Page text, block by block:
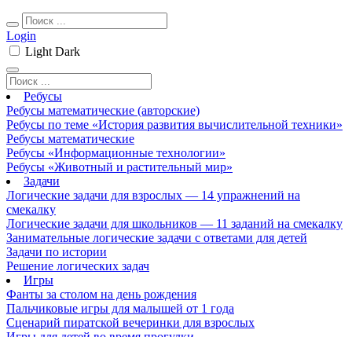
Login
Light Dark
Ребусы
Ребусы математические (авторские)
Ребусы по теме «История развития вычислительной техники»
Ребусы математические
Ребусы «Информационные технологии»
Ребусы «Животный и растительный мир»
Задачи
Логические задачи для взрослых — 14 упражнений на
смекалку
Логические задачи для школьников — 11 заданий на смекалку
Занимательные логические задачи с ответами для детей
Задачи по истории
Решение логических задач
Игры
Фанты за столом на день рождения
Пальчиковые игры для малышей от 1 года
Сценарий пиратской вечеринки для взрослых